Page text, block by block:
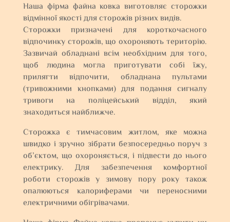
Наша фірма файна ковка виготовляє сторожки
відмінної якості для сторожів різних видів.
Сторожки призначені для короткочасного
відпочинку сторожів, що охороняють територію.
Зазвичай обладнані всім необхідним для того,
щоб людина могла приготувати собі їжу,
прилягти відпочити, обладнана пультами
(тривожними кнопками) для подання сигналу
тривоги на поліцейський відділ, який
знаходиться найближче.
Сторожка є тимчасовим житлом, яке можна
швидко і зручно зібрати безпосередньо поруч з
об’єктом, що охороняється, і підвести до нього
електрику. Для забезпечення комфортної
роботи сторожів у зимову пору року також
опалюються калориферами чи переносними
електричними обігрівачами.